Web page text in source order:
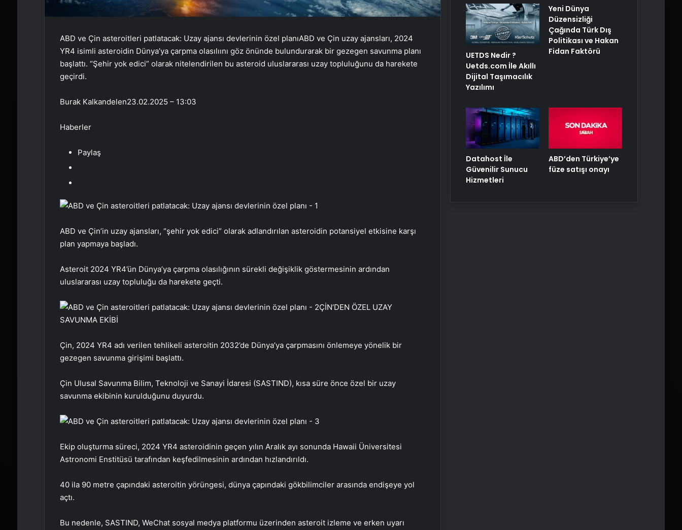
ABD ve Çin asteroitleri patlatacak: Uzay ajansı devlerinin özel planıABD ve Çin uzay ajansları, 2024
YR4 isimli asteroidin Dünya’ya çarpma olasılıını göz önünde bulundurarak bir gezegen savunma planı
başlattı. “Şehir yok edici” olarak nitelendirilen bu asteroid uluslararası uzay topluluğunu da harekete
geçirdi.
Burak Kalkandelen23.02.2025 – 13:03
Haberler
Paylaş
ABD ve Çin’in uzay ajansları, “şehir yok edici” olarak adlandırılan asteroidin potansiyel etkisine karşı
plan yapmaya başladı.
Asteroit 2024 YR4’ün Dünya’ya çarpma olasılığının sürekli değişiklik göstermesinin ardından
uluslararası uzay topluluğu da harekete geçti.
ÇİN’DEN ÖZEL UZAY
SAVUNMA EKİBİ
Çin, 2024 YR4 adı verilen tehlikeli asteroitin 2032’de Dünya’ya çarpmasını önlemeye yönelik bir
gezegen savunma girişimi başlattı.
Çin Ulusal Savunma Bilim, Teknoloji ve Sanayi İdaresi (SASTIND), kısa süre önce özel bir uzay
savunma ekibinin kurulduğunu duyurdu.
Ekip oluşturma süreci, 2024 YR4 asteroidinin geçen yılın Aralık ayı sonunda Hawaii Üniversitesi
Astronomi Enstitüsü tarafından keşfedilmesinin ardından hızlandırıldı.
40 ila 90 metre çapındaki asteroitin yörüngesi, dünya çapındaki gökbilimciler arasında endişeye yol
açtı.
Bu nedenle, SASTIND, WeChat sosyal medya platformu üzerinden asteroit izleme ve erken uyarı
UETDS Nedir ?
Uetds.com İle Akıllı
Dijital Taşımacılık
Yazılımı
Yeni Dünya
Düzensizliği
Çağında Türk Dış
Politikası ve Hakan
Fidan Faktörü
Datahost İle
Güvenilir Sunucu
Hizmetleri
ABD’den Türkiye’ye
füze satışı onayı